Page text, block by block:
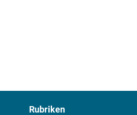
Rubriken